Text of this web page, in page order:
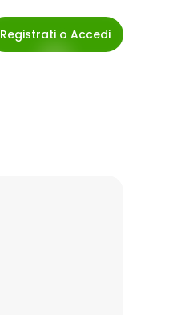
Registrati o Accedi